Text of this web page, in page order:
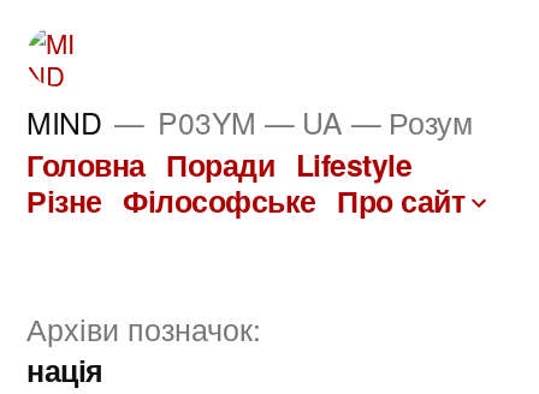
Перейти
вмісту
MIND P03YM — UA — Розум
Головна Поради Lifestyle
Різне Філософське Про сайт
Архіви позначок:
нація